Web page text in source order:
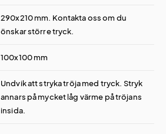
290x210 mm. Kontakta oss om du
önskar större tryck.
100x100 mm
Undvik att stryka tröja med tryck. Stryk
annars på mycket låg värme på tröjans
insida.